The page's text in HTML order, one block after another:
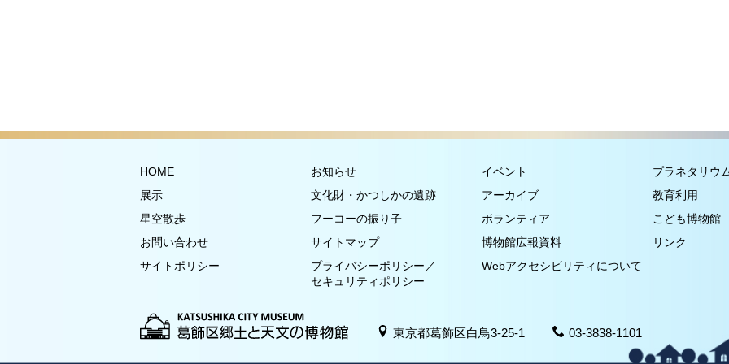
HOME お知らせ イベント
プラネタリウ
展示
文化財・かつしかの遺跡 アーカイブ
教育利用
星空散歩
フーコーの振り子 ボランティア
こども博物館
お問い合わせ
サイトマップ 博物館広報資料
リンク
サイトポリシー
プライバシーポリシー／
セキュリティポリシー
Webアクセシビリティについて
東京都葛飾区白鳥3-25-1 03-3838-1101